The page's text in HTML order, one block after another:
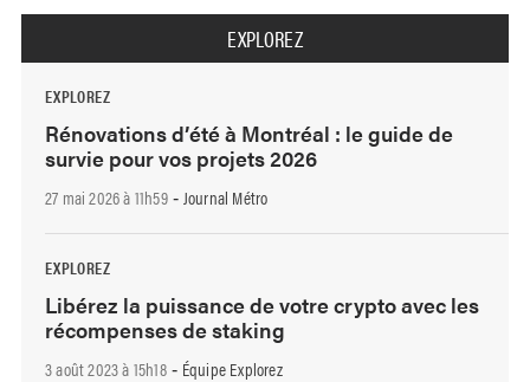
EXPLOREZ
EXPLOREZ
Rénovations d’été à Montréal : le guide de
survie pour vos projets 2026
27 mai 2026 à 11h59- Journal Métro
EXPLOREZ
Libérez la puissance de votre crypto avec les
récompenses de staking
3 août 2023 à 15h18- Équipe Explorez